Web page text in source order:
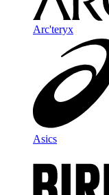
Arc'teryx
Asics